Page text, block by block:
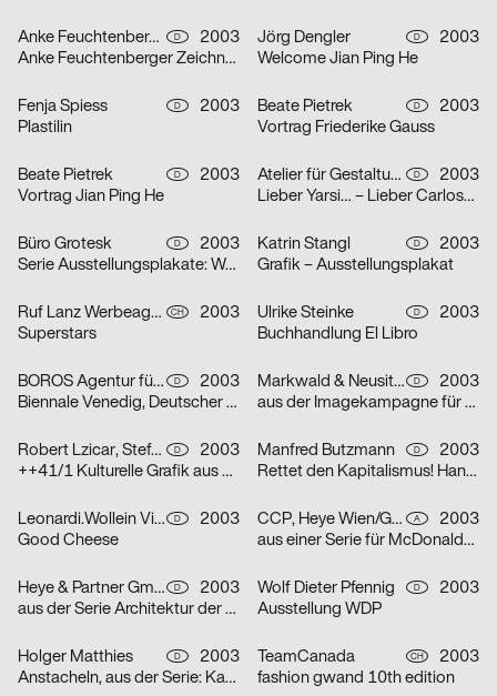
Anke Feuchtenberger D
2003
Anke Feuchtenberger Zeichnungen
Jörg Dengler D
2003
Welcome Jian Ping He
Fenja Spiess D
2003
Plastilin
Beate Pietrek D
2003
Vortrag Friederike Gauss
Beate Pietrek D
2003
Vortrag Jian Ping He
Atelier für Gestaltung D
2003
Lieber Yarsi… – Lieber Carlos… – Serie von zwei Plakaten
Büro Grotesk D
2003
Serie Ausstellungsplakate: Wolfgang Vetten – Jürgen Paas – Kunstauktion
Katrin Stangl D
2003
Grafik – Ausstellungsplakat
Ruf Lanz Werbeagentur AG CH
2003
Superstars
Ulrike Steinke D
2003
Buchhandlung El Libro
BOROS Agentur für Kommunikation D
2003
Biennale Venedig, Deutscher Pavillon
Markwald & Neusitzer D
2003
aus der Imagekampagne für die Deutsche Aidshilfe e.V.
Robert Lzicar, Stefanie Preis D
2003
++41/1 Kulturelle Grafik aus Zürich
Manfred Butzmann D
2003
Rettet den Kapitalismus! Handelt jetzt!
Leonardi.Wollein Visuelle Konzepte D
2003
Good Cheese
CCP, Heye Wien/GBK,Heye München A
2003
aus einer Serie für McDonalds Österreich (Gabeln)
Heye & Partner GmbH D
2003
aus der Serie Architektur der Obdachlosigkeit: Motiv Citylight/Motiv Litfaßsäule
Wolf Dieter Pfennig D
2003
Ausstellung WDP
Holger Matthies D
2003
Anstacheln, aus der Serie: Kammerspiele – typografische Themenplakate
TeamCanada CH
2003
fashion gwand 10th edition